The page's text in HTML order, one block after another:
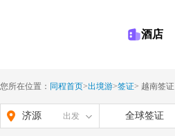
酒店
您所在位置： 同程首页>出境游>签证> 越南签证
济源 出发 全球签证